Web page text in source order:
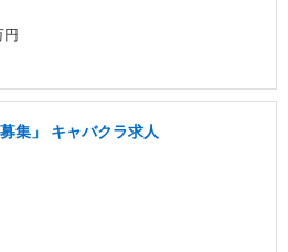
円
集」 キャバクラ求人